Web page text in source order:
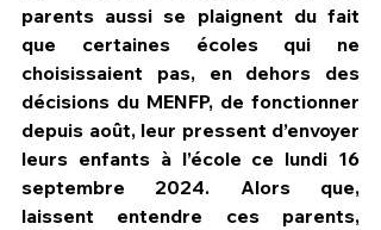
parents aussi se plaignent du fait
que certaines écoles qui ne
choisissaient pas, en dehors des
décisions du MENFP, de fonctionner
depuis août, leur pressent d’envoyer
leurs enfants à l’école ce lundi 16
septembre 2024. Alors que,
laissent entendre ces parents,